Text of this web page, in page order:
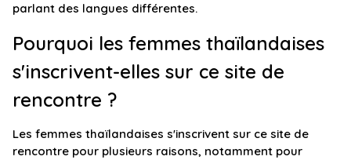
parlant des langues différentes.
Pourquoi les femmes thaïlandaises
s'inscrivent-elles sur ce site de
rencontre ?
Les femmes thaïlandaises s'inscrivent sur ce site de
rencontre pour plusieurs raisons, notamment pour